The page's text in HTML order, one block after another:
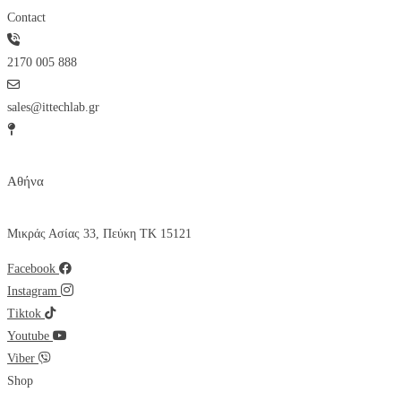
Contact
2170 005 888
sales@ittechlab.gr
Αθήνα
Μικράς Ασίας 33, Πεύκη ΤΚ 15121
Facebook
Instagram
Tiktok
Youtube
Viber
Shop